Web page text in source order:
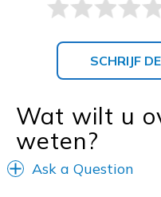
SCHRIJF
Wat wilt u
weten?
Ask a Question